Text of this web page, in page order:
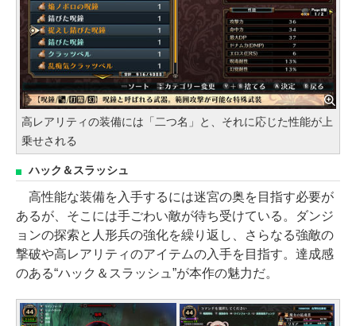
高レアリティの装備には「二つ名」と、それに応じた性能が上
乗せされる
ハック＆スラッシュ
高性能な装備を入手するには迷宮の奥を目指す必要が
あるが、そこには手ごわい敵が待ち受けている。ダンジ
ョンの探索と人形兵の強化を繰り返し、さらなる強敵の
撃破や高レアリティのアイテムの入手を目指す。達成感
のある“ハック＆スラッシュ”が本作の魅力だ。